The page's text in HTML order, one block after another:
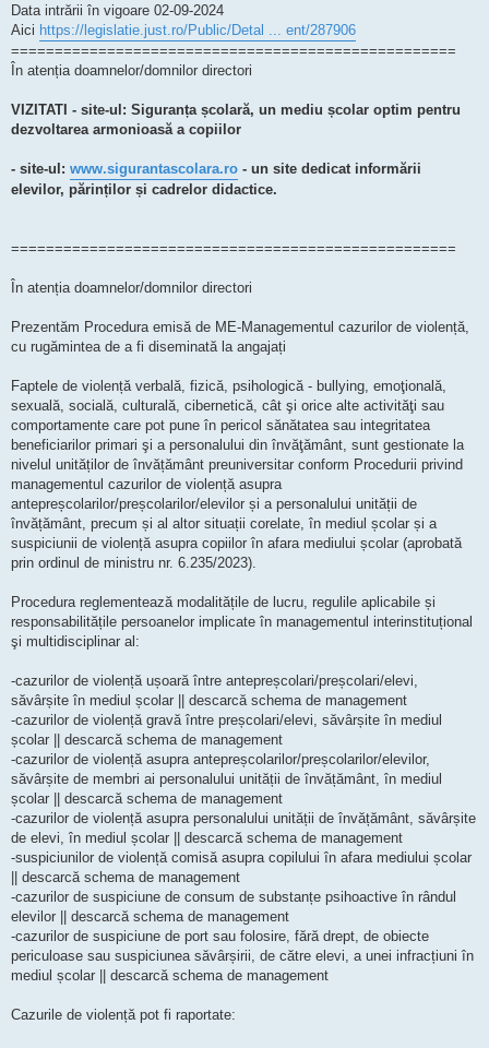
Data intrării în vigoare 02-09-2024
Aici https://legislatie.just.ro/Public/Detal ... ent/287906
===================================================
În atenția doamnelor/domnilor directori
VIZITATI - site-ul: Siguranța școlară, un mediu școlar optim pentru
dezvoltarea armonioasă a copiilor
- site-ul: www.sigurantascolara.ro - un site dedicat informării
elevilor, părinților și cadrelor didactice.
===================================================
În atenția doamnelor/domnilor directori
Prezentăm Procedura emisă de ME-Managementul cazurilor de violență
cu rugămintea de a fi diseminată la angajați
Faptele de violență verbală, fizică, psihologică - bullying, emoţională,
sexuală, socială, culturală, cibernetică, cât şi orice alte activităţi sau
comportamente care pot pune în pericol sănătatea sau integritatea
beneficiarilor primari şi a personalului din învăţământ, sunt gestionate la
nivelul unităților de învățământ preuniversitar conform Procedurii privind
managementul cazurilor de violență asupra
antepreșcolarilor/preșcolarilor/elevilor și a personalului unității de
învățământ, precum și al altor situații corelate, în mediul școlar și a
suspiciunii de violență asupra copiilor în afara mediului școlar (aprobată
prin ordinul de ministru nr. 6.235/2023).
Procedura reglementează modalitățile de lucru, regulile aplicabile și
responsabilitățile persoanelor implicate în managementul interinstituțional
şi multidisciplinar al:
-cazurilor de violență ușoară între antepreșcolari/preșcolari/elevi,
săvârșite în mediul școlar || descarcă schema de management
-cazurilor de violență gravă între preșcolari/elevi, săvârșite în mediul
școlar || descarcă schema de management
-cazurilor de violență asupra antepreșcolarilor/preșcolarilor/elevilor,
săvârșite de membri ai personalului unității de învățământ, în mediul
școlar || descarcă schema de management
-cazurilor de violență asupra personalului unității de învățământ, săvârșite
de elevi, în mediul școlar || descarcă schema de management
-suspiciunilor de violență comisă asupra copilului în afara mediului școlar
|| descarcă schema de management
-cazurilor de suspiciune de consum de substanțe psihoactive în rândul
elevilor || descarcă schema de management
-cazurilor de suspiciune de port sau folosire, fără drept, de obiecte
periculoase sau suspiciunea săvârșirii, de către elevi, a unei infracțiuni în
mediul școlar || descarcă schema de management
Cazurile de violență pot fi raportate: